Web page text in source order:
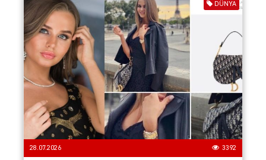
DÜNYA
28.07.2026 3392